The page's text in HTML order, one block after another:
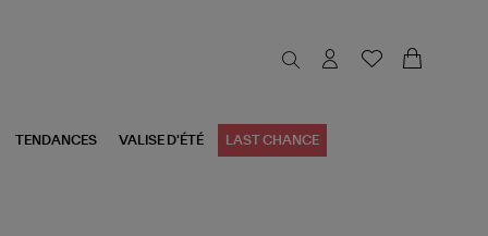
TENDANCES VALISE D'ÉTÉ LAST CHANCE